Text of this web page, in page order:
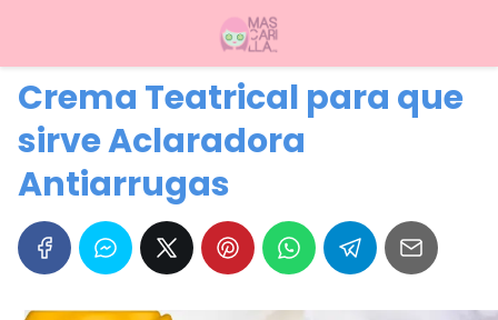
Crema Teatrical para que
sirve Aclaradora
Antiarrugas